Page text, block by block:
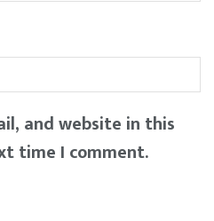
and website in this
time I comment.